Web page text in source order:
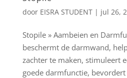
door EISRA STUDENT| jul 26,
Stopile » Aambeien en
beschermt de darmwand,
zachter te maken, stimuleert
goede darmfunctie,